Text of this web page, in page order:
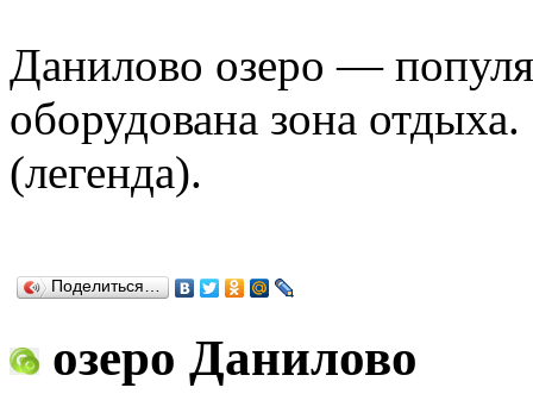
Данилово озеро —
оборудована зона
(легенда).
Поделиться…
озеро Данилово